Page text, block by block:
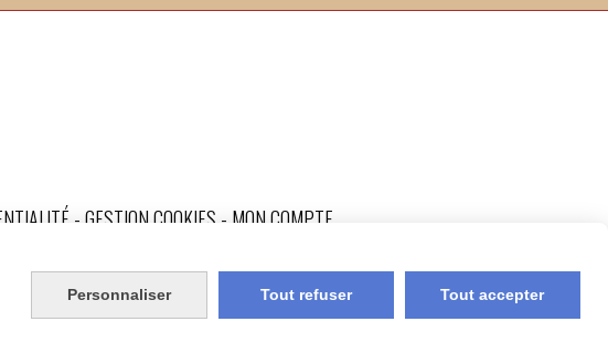
GESTION COOKIES MON COMPTE
Personnaliser Tout refuser Tout accepter